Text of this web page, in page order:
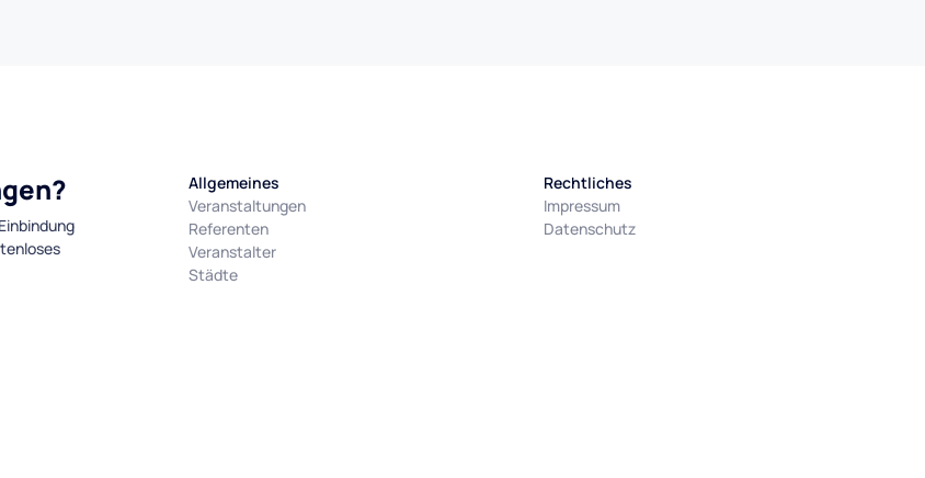
Allgemeines
Veranstaltungen
Referenten
Veranstalter
Städte
Rechtliches
Impressum
Datenschutz